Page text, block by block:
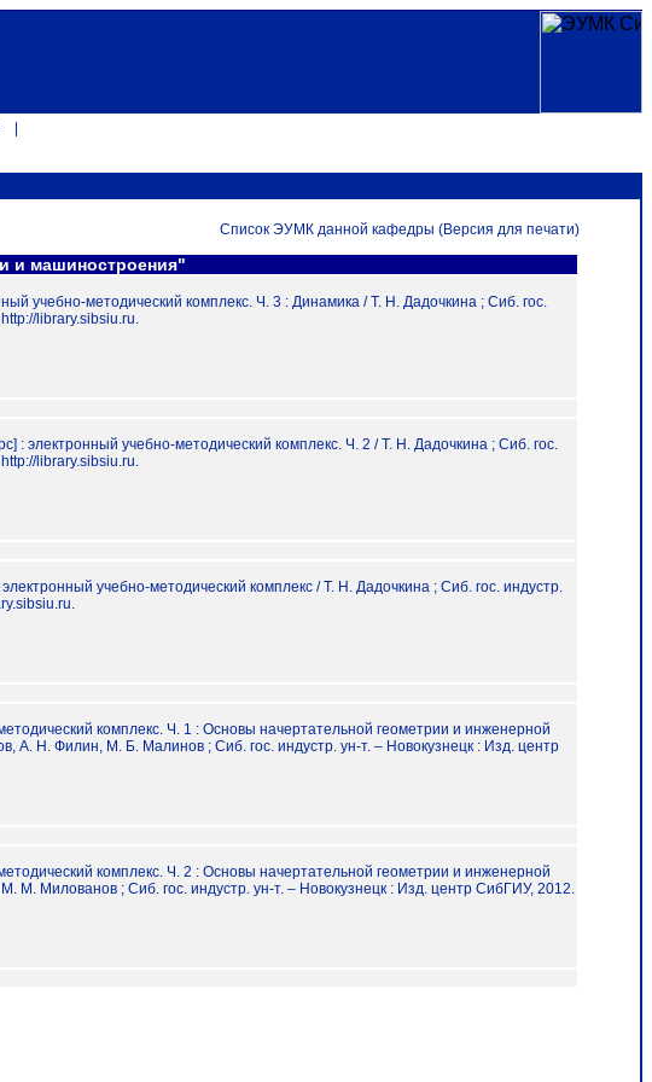
Список ЭУМК данной кафедры (Версия для печати)
и машиностроения"
учебно-методический комплекс. Ч. 3 : Динамика / Т. Н. Дадочкина ; Сиб. гос.
library.sibsiu.ru.
: электронный учебно-методический комплекс. Ч. 2 / Т. Н. Дадочкина ; Сиб. гос.
library.sibsiu.ru.
учебно-методический комплекс / Т. Н. Дадочкина ; Сиб. гос. индустр.
комплекс. Ч. 1 : Основы начертательной геометрии и инженерной
А. Н. Филин, М. Б. Малинов ; Сиб. гос. индустр. ун-т. – Новокузнецк : Изд. центр
комплекс. Ч. 2 : Основы начертательной геометрии и инженерной
Милованов ; Сиб. гос. индустр. ун-т. – Новокузнецк : Изд. центр СибГИУ, 2012.